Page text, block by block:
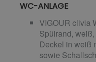
WC-ANLAGE
VIGOUR clivia
Spülrand,
Deckel in weiß
sowie